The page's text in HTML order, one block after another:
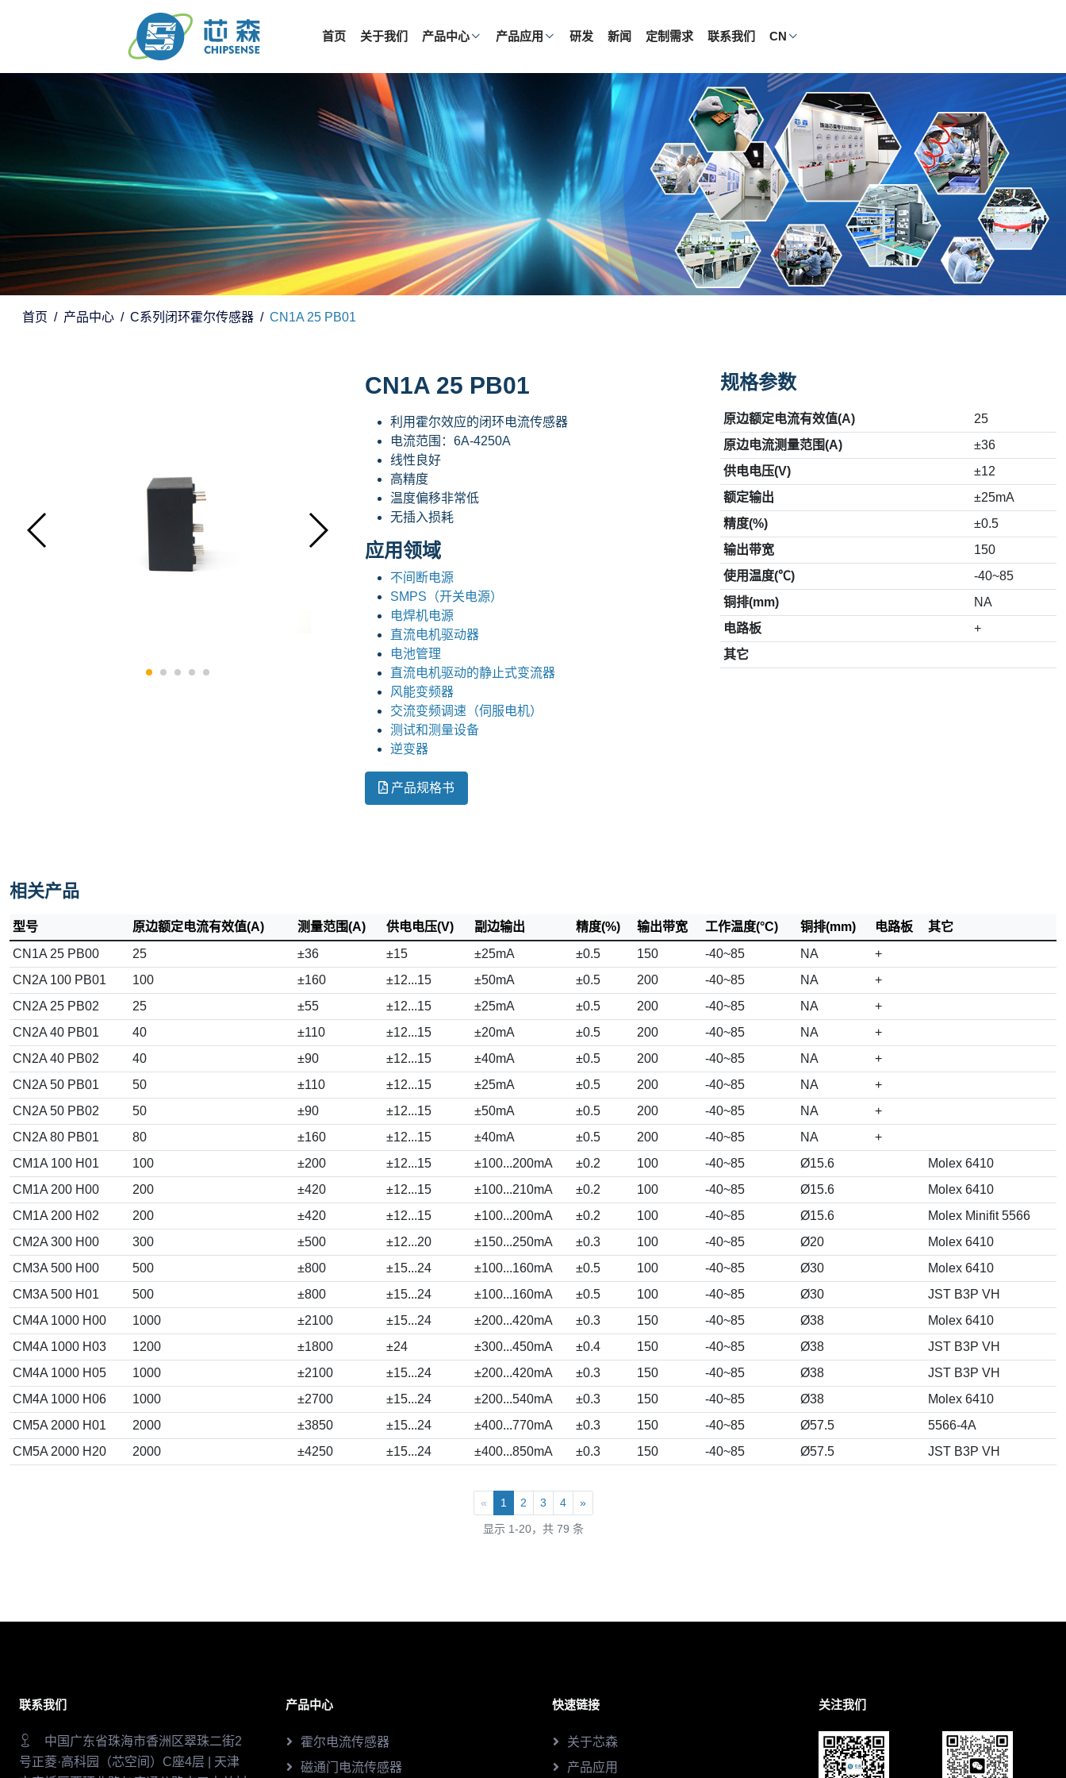
首页 关于我们 产品中心 产品应用 研发 新闻 定制需求 联系我们 CN
首页 产品中心 C系列闭环霍尔传感器 CN1A 25 PB01
CN1A 25 PB01
利用霍尔效应的闭环电流传感器
电流范围：6A-4250A
线性良好
高精度
温度偏移非常低
无插入损耗
应用领域
不间断电源
SMPS（开关电源）
电焊机电源
直流电机驱动器
电池管理
直流电机驱动的静止式变流器
风能变频器
交流变频调速（伺服电机）
测试和测量设备
逆变器
产品规格书
规格参数
原边额定电流有效值(A)
25
原边电流测量范围(A)
±36
供电电压(V)
±12
额定输出
±25mA
精度(%)
±0.5
输出带宽
150
使用温度(℃)
-40~85
铜排(mm)
NA
电路板
+
其它
相关产品
型号 原边额定电流有效值(A) 测量范围(A) 供电电压(V) 副边输出 精度(%) 输出带宽 工作温度(°C) 铜排(mm) 电路板
其它
CN1A 25 PB00
25 ±36 ±15 ±25mA ±0.5 150 -40~85 NA
+
CN2A 100 PB01
100 ±160 ±12...15 ±50mA ±0.5 200 -40~85 NA
+
CN2A 25 PB02
25 ±55 ±12...15 ±25mA ±0.5 200 -40~85 NA
+
CN2A 40 PB01
40 ±110 ±12...15 ±20mA ±0.5 200 -40~85 NA
+
CN2A 40 PB02
40 ±90 ±12...15 ±40mA ±0.5 200 -40~85 NA
+
CN2A 50 PB01
50 ±110 ±12...15 ±25mA ±0.5 200 -40~85 NA
+
CN2A 50 PB02
50 ±90 ±12...15 ±50mA ±0.5 200 -40~85 NA
+
CN2A 80 PB01
80 ±160 ±12...15 ±40mA ±0.5 200 -40~85 NA
+
CM1A 100 H01
100 ±200 ±12...15 ±100...200mA ±0.2 100 -40~85 Ø15.6
Molex 6410
CM1A 200 H00
200 ±420 ±12...15 ±100...210mA ±0.2 100 -40~85 Ø15.6
Molex 6410
CM1A 200 H02
200 ±420 ±12...15 ±100...200mA ±0.2 100 -40~85 Ø15.6
Molex Minifit 5566
CM2A 300 H00
300 ±500 ±12...20 ±150...250mA ±0.3 100 -40~85 Ø20
Molex 6410
CM3A 500 H00
500 ±800 ±15...24 ±100...160mA ±0.5 100 -40~85 Ø30
Molex 6410
CM3A 500 H01
500 ±800 ±15...24 ±100...160mA ±0.5 100 -40~85 Ø30
JST B3P VH
CM4A 1000 H00
1000 ±2100 ±15...24 ±200...420mA ±0.3 150 -40~85 Ø38
Molex 6410
CM4A 1000 H03
1200 ±1800 ±24 ±300...450mA ±0.4 150 -40~85 Ø38
JST B3P VH
CM4A 1000 H05
1000 ±2100 ±15...24 ±200...420mA ±0.3 150 -40~85 Ø38
JST B3P VH
CM4A 1000 H06
1000 ±2700 ±15...24 ±200...540mA ±0.3 150 -40~85 Ø38
Molex 6410
CM5A 2000 H01
2000 ±3850 ±15...24 ±400...770mA ±0.3 150 -40~85 Ø57.5
5566-4A
CM5A 2000 H20
2000 ±4250 ±15...24 ±400...850mA ±0.3 150 -40~85 Ø57.5 JST B3P VH
« 1 2 3 4 »
显示 1-20，共 79 条
联系我们
中国广东省珠海市香洲区翠珠二街2
号正菱·高科园（芯空间）C座4层 | 天津
产品中心
霍尔电流传感器
磁通门电流传感器
快速链接
关于芯森
产品应用
关注我们